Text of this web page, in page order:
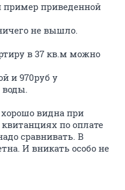
пример приведенной
не вышло.
в 37 кв.м можно
и 970руб у
воды.
видна при
по оплате
сравнивать. В
И вникать особо не